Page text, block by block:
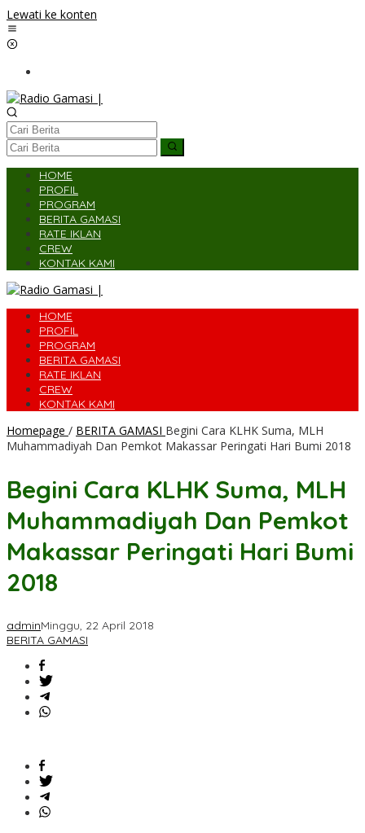
Lewati ke konten
HOME
PROFIL
PROGRAM
BERITA GAMASI
RATE IKLAN
CREW
KONTAK KAMI
HOME
PROFIL
PROGRAM
BERITA GAMASI
RATE IKLAN
CREW
KONTAK KAMI
Homepage / BERITA GAMASI Begini Cara KLHK Suma, MLH
Muhammadiyah Dan Pemkot Makassar Peringati Hari Bumi 2018
Begini Cara KLHK Suma, MLH
Muhammadiyah Dan Pemkot
Makassar Peringati Hari Bumi
2018
adminMinggu, 22 April 2018
BERITA GAMASI